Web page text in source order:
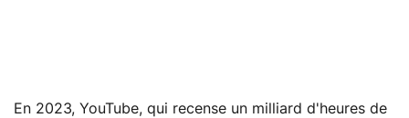
En 2023, YouTube, qui recense un milliard d'heures de